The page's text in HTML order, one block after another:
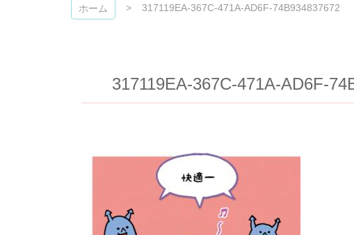
ホーム 317119EA-367C-471A-AD6F-74B934837672
317119EA-367C-471A-AD6F-